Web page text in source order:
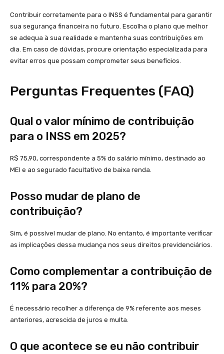
Contribuir corretamente para o INSS é fundamental para garantir
sua segurança financeira no futuro. Escolha o plano que melhor
se adequa à sua realidade e mantenha suas contribuições em
dia. Em caso de dúvidas, procure orientação especializada para
evitar erros que possam comprometer seus benefícios.
Perguntas Frequentes (FAQ)
Qual o valor mínimo de contribuição
para o INSS em 2025?
R$ 75,90, correspondente a 5% do salário mínimo, destinado ao
MEI e ao segurado facultativo de baixa renda.
Posso mudar de plano de
contribuição?
Sim, é possível mudar de plano. No entanto, é importante verificar
as implicações dessa mudança nos seus direitos previdenciários.
Como complementar a contribuição de
11% para 20%?
É necessário recolher a diferença de 9% referente aos meses
anteriores, acrescida de juros e multa.
O que acontece se eu não contribuir